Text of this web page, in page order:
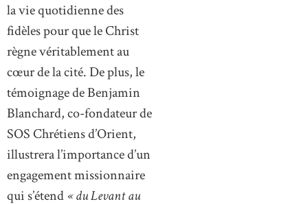
la vie quotidienne des
fidèles pour que le Christ
règne véritablement au
cœur de la cité. De plus, le
témoignage de Benjamin
Blanchard, co-fondateur de
SOS Chrétiens d’Orient,
illustrera l’importance d’un
engagement missionnaire
qui s’étend« du Levant au